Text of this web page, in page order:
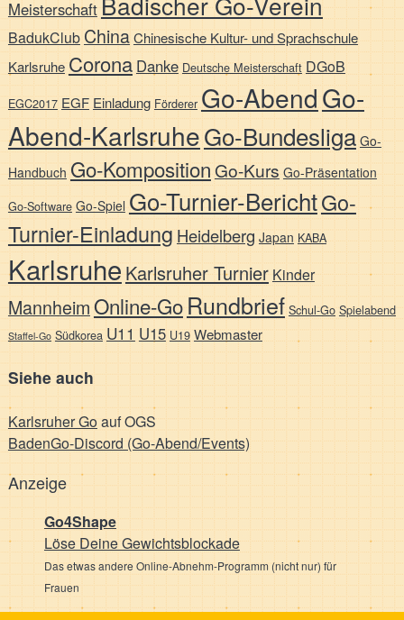
Meisterschaft
BadukClub ChinaChinesische Kultur- und Sprachschule
Karlsruhe Corona Danke Deutsche Meisterschaft DGoB
EGC2017 EGF Einladung Förderer Go-AbendGo-
Abend-KarlsruheGo-Bundesliga Go-
Handbuch Go-KompositionGo-Kurs Go-Präsentation
Go-Software Go-Spiel Go-Turnier-BerichtGo-
Turnier-EinladungHeidelberg Japan KABA
Karlsruhe Karlsruher TurnierKinder
MannheimOnline-GoRundbrief Schul-Go Spielabend
Staffel-Go Südkorea U11 U15 U19 Webmaster
Siehe auch
Karlsruher Goauf OGS
BadenGo-Discord (Go-Abend/Events)
Anzeige
Go4Shape
Löse Deine Gewichts­blockade
Das etwas andere Online-Abnehm-Programm (nicht nur) für
Frauen